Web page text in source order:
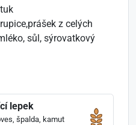
z celých
sůl, sýrovatkový
lepek
špalda, kamut